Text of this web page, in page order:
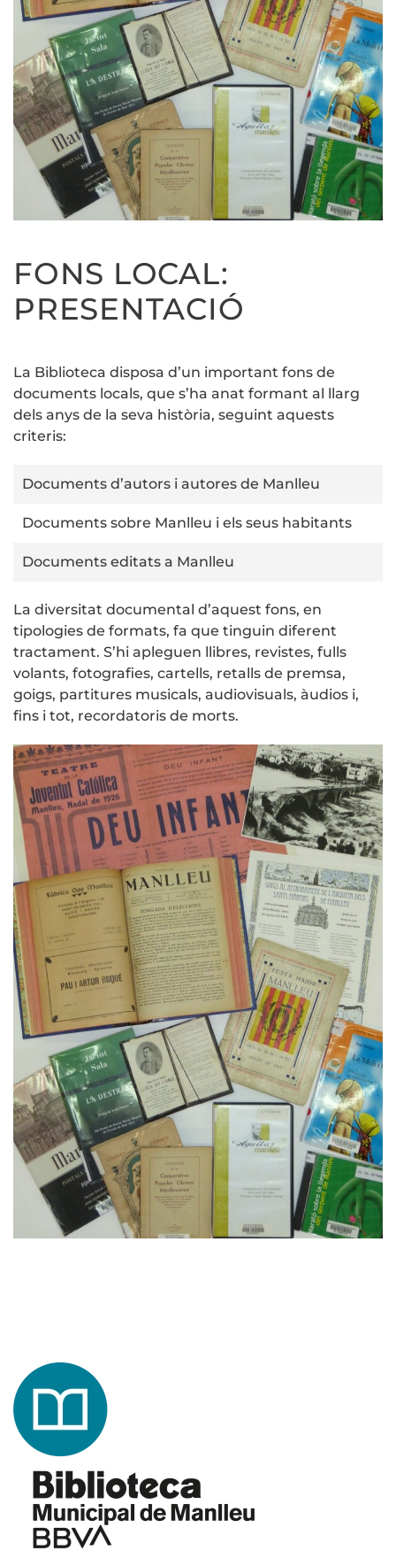
FONS LOCAL:
PRESENTACIÓ
La Biblioteca disposa d’un important fons de
documents locals, que s’ha anat formant al llarg
dels anys de la seva història, seguint aquests
criteris:
Documents d’autors i autores de Manlleu
Documents sobre Manlleu i els seus habitants
Documents editats a Manlleu
La diversitat documental d’aquest fons, en
tipologies de formats, fa que tinguin diferent
tractament. S’hi apleguen llibres, revistes, fulls
volants, fotografies, cartells, retalls de premsa,
goigs, partitures musicals, audiovisuals, àudios i,
fins i tot, recordatoris de morts.